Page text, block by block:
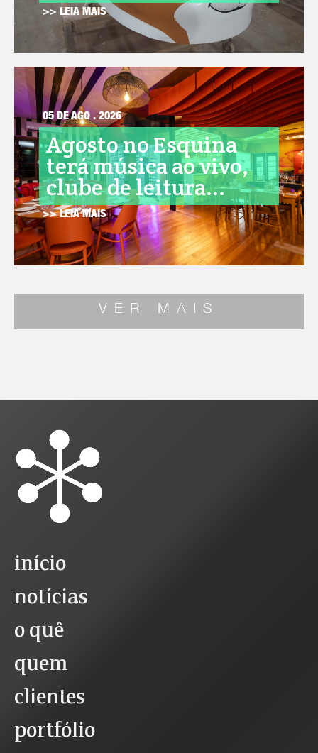
>> LEIA MAIS
05 DE AGO . 2026
Agosto no Esquina
terá música ao vivo,
clube de leitura...
>> LEIA MAIS
VER MAIS
início
notícias
o quê
quem
clientes
portfólio